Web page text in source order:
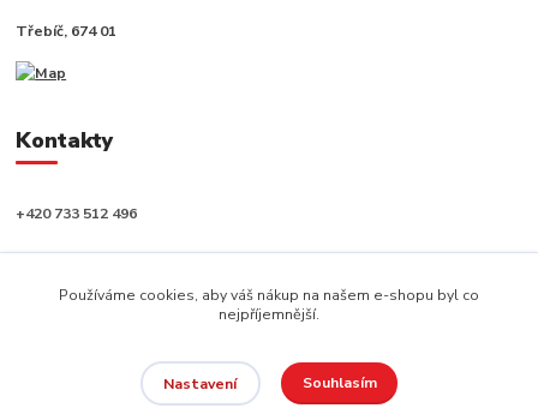
Třebíč, 674 01
Kontakty
+420 733 512 496
info@capushop.cz
Používáme cookies, aby váš nákup na našem e-shopu byl co
nejpříjemnější.
Nastavení Souhlasím